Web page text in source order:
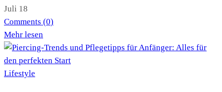
Juli 18
Comments (0)
Mehr lesen
Lifestyle